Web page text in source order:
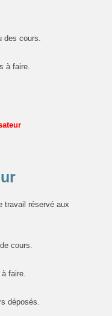
des cours.
à faire.
travail réservé aux
cours.
faire.
déposés.